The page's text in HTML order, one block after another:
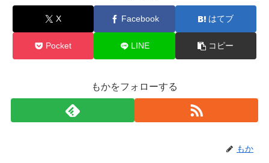
X Facebook はてブ
Pocket LINE コピー
もかをフォローする
もか